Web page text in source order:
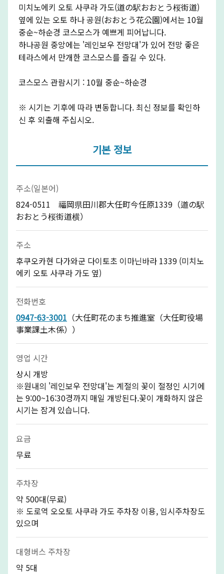
미치노에키 오토 사쿠라 가도(道の駅おおとう桜街道)
옆에 있는 오토 하나 공원(おおとう花公園)에서는 10월
중순~하순경 코스모스가 예쁘게 피어납니다.
하나공원 중앙에는 '레인보우 전망대'가 있어 전망 좋은
테라스에서 만개한 코스모스를 즐길 수 있다.
코스모스 관람시기 : 10월 중순~하순경
※ 시기는 기후에 따라 변동합니다. 최신 정보를 확인하
신 후 외출해 주십시오.
기본 정보
주소(일본어)
824-0511 福岡県田川郡大任町今任原1339（道の駅
おおとう桜街道横）
주소
후쿠오카현 다가와군 다이토초 이마닌바라 1339 (미치노
에키 오토 사쿠라 가도 옆)
전화번호
0947-63-3001 （大任町花のまち推進室（大任町役場
事業課土木係））
영업 시간
상시 개방
※원내의 '레인보우 전망대'는 계절의 꽃이 절정인 시기에
는 9:00~16:30경까지 매일 개방된다.꽃이 개화하지 않은
시기는 잠겨 있습니다.
요금
무료
주차장
약 500대(무료)
※ 도로역 오오토 사쿠라 가도 주차장 이용, 임시주차장도
있으며
대형버스 주차장
약 5대